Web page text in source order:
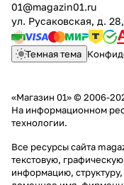
01@magazin01.ru
ул. Русаковская, д.
Темная тема
«Магазин 01» © 2006-
На информационном
технологии.
Все ресурсы сайта
текстовую,
информацию,